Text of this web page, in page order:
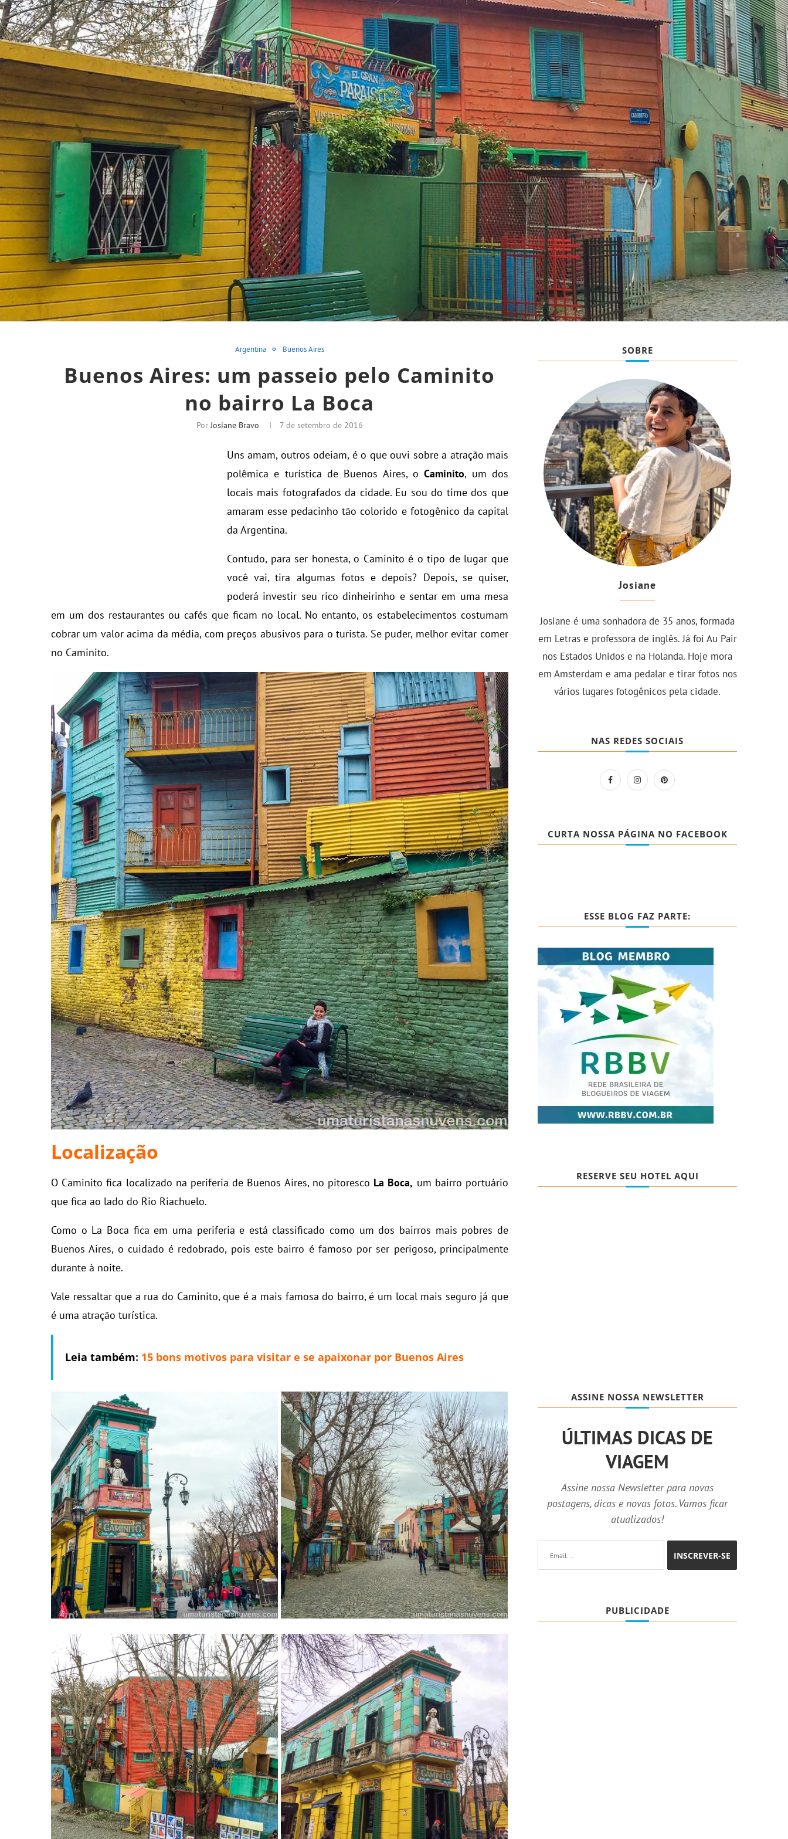
Argentina Buenos Aires
Buenos Aires: um passeio pelo Caminito
no bairro La Boca
PorJosiane Bravo 7 de setembro de 2016
Uns amam, outros odeiam, é o que ouvi sobre a atração mais
polêmica e turística de Buenos Aires, oCaminito, um dos
locais mais fotografados da cidade. Eu sou do time dos que
amaram esse pedacinho tão colorido e fotogênico da capital
da Argentina.
Contudo, para ser honesta, o Caminito é o tipo de lugar que
você vai, tira algumas fotos e depois? Depois, se quiser,
poderá investir seu rico dinheirinho e sentar em uma mesa
em um dos restaurantes ou cafés que ficam no local. No entanto, os estabelecimentos costumam
cobrar um valor acima da média, com preços abusivos para o turista. Se puder, melhor evitar comer
no Caminito.
Localização
O Caminito fica localizado na periferia de Buenos Aires, no pitoresco La Boca, um bairro portuário
que fica ao lado do Rio Riachuelo.
Como o La Boca fica em uma periferia e está classificado como um dos bairros mais pobres de
Buenos Aires, o cuidado é redobrado, pois este bairro é famoso por ser perigoso, principalmente
durante à noite.
Vale ressaltar que a rua do Caminito, que é a mais famosa do bairro, é um local mais seguro já que
é uma atração turística.
Leia também: 15 bons motivos para visitar e se apaixonar por Buenos Aires
SOBRE
Josiane
Josiane é uma sonhadora de 35 anos, formada
em Letras e professora de inglês. Já foi Au Pair
nos Estados Unidos e na Holanda. Hoje mora
em Amsterdam e ama pedalar e tirar fotos nos
vários lugares fotogênicos pela cidade.
NAS REDES SOCIAIS
CURTA NOSSA PÁGINA NO FACEBOOK
ESSE BLOG FAZ PARTE:
RESERVE SEU HOTEL AQUI
ASSINE NOSSA NEWSLETTER
ÚLTIMAS DICAS DE
VIAGEM
Assine nossa Newsletter para novas
postagens, dicas e novas fotos. Vamos ficar
atualizados!
PUBLICIDADE